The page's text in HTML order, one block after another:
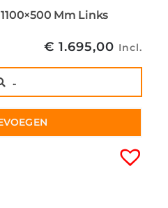
Mm Links
€ 1.695,00 Incl.
..